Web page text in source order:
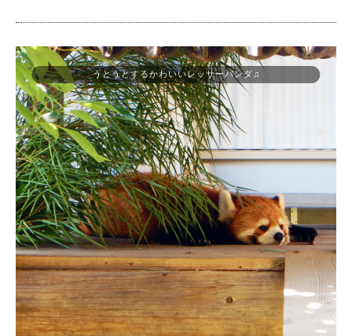
うとうとするかわいいレッサーパンダ♫